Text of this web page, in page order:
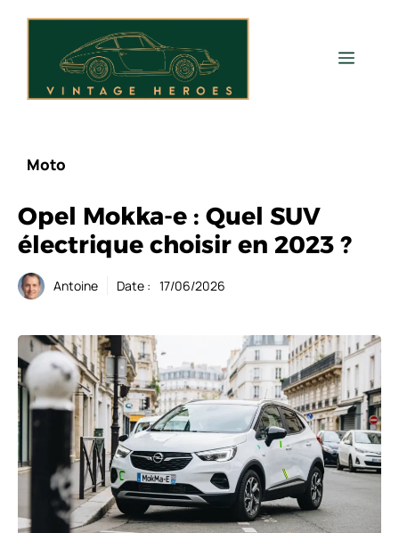
Menu
Moto
Opel Mokka-e : Quel SUV
électrique choisir en 2023 ?
Antoine Date : 17/06/2026